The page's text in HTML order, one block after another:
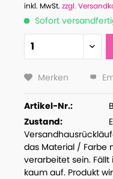
inkl. MwSt. zzgl.
Sofort
Merken
Artikel-Nr.:
Zustand:
das Material / Farbe
verarbeitet sein.
kaum auf. Produkt